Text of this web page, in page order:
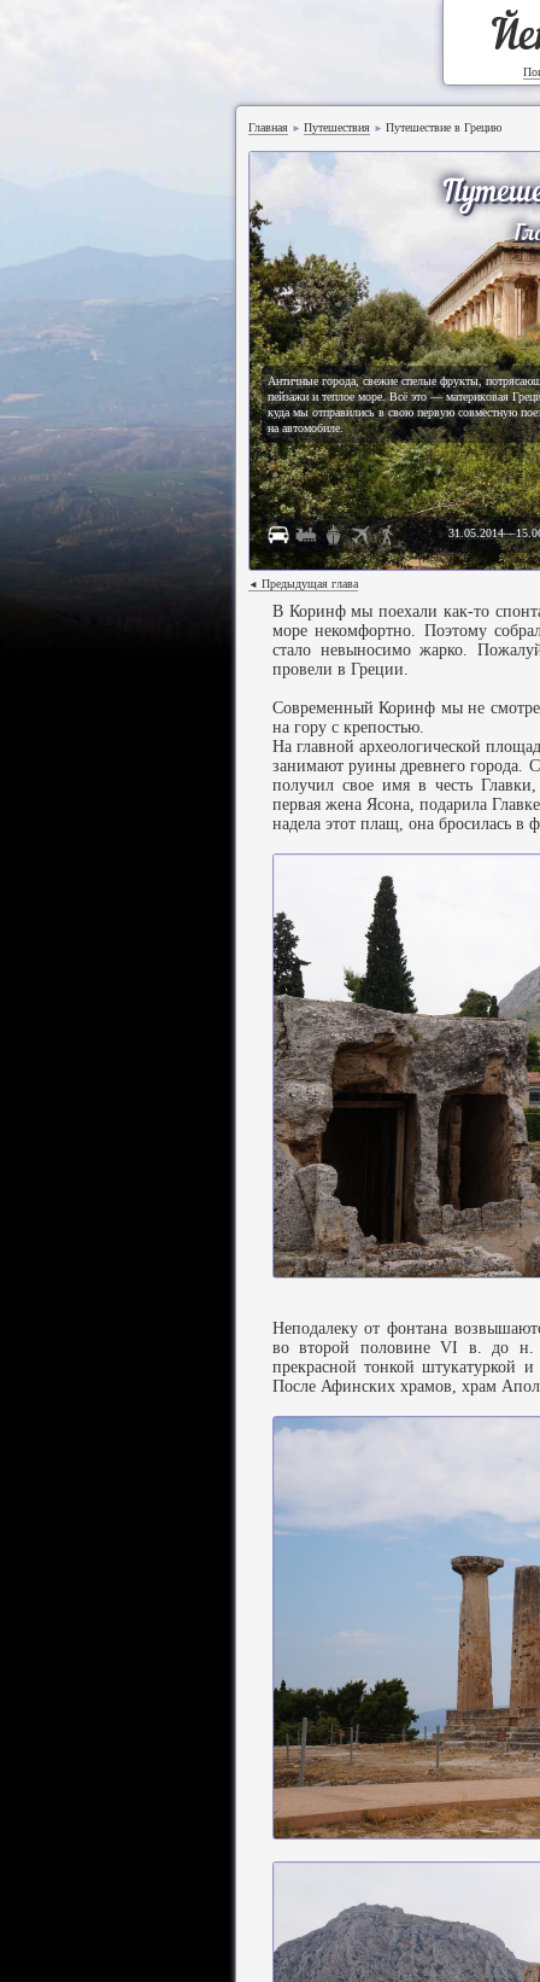
Главная ► Путешествия ► Путешествие в Грецию
Античные города, свежие спелые фрукты,
пейзажи и теплое море. Всё это — материковая
куда мы отправились в свою первую совместную
на автомобиле.
31.05.2014—
◄ Предыдущая глава
В Коринф мы поехали как-то
море некомфортно. Поэтому
стало невыносимо жарко.
провели в Греции.
Современный Коринф мы не
на гору с крепостью.
На главной археологической
занимают руины древнего города.
получил свое имя в честь
первая жена Ясона, подарила
надела этот плащ, она бросилась в
Неподалеку от фонтана
во второй половине VI в. до н.
прекрасной тонкой штукатуркой
После Афинских храмов, храм